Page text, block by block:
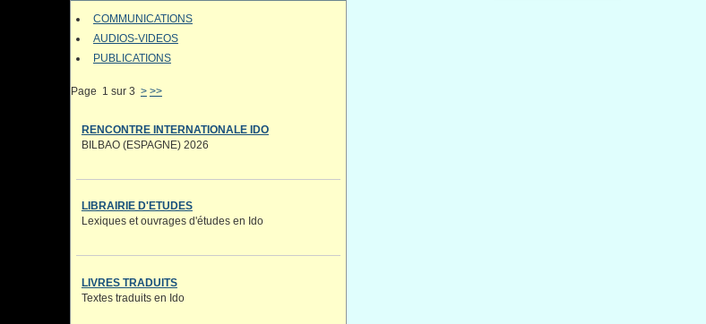
COMMUNICATIONS
AUDIOS-VIDEOS
PUBLICATIONS
Page 1 sur 3 > >>
RENCONTRE INTERNATIONALE IDO
BILBAO (ESPAGNE) 2026
LIBRAIRIE D'ETUDES
Lexiques et ouvrages d'études en Ido
LIVRES TRADUITS
Textes traduits en Ido